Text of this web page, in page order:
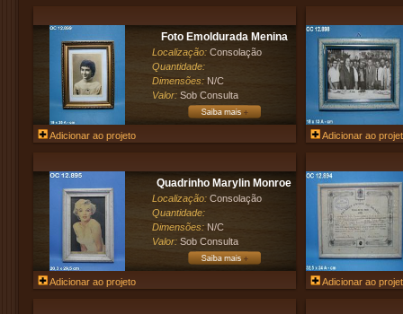
Foto Emoldurada Menina
Localização: Consolação
Quantidade:
Dimensões: N/C
Valor: Sob Consulta
Adicionar ao projeto Adicionar ao
Quadrinho Marylin Monroe
Localização: Consolação
Quantidade:
Dimensões: N/C
Valor: Sob Consulta
Adicionar ao projeto Adicionar ao